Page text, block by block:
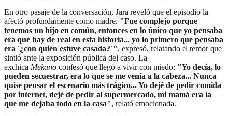
En otro pasaje de la conversación, Jara reveló que el episodio la
afectó profundamente como madre. "Fue complejo porque
tenemos un hijo en común, entonces en lo único que yo pensaba
era qué hay de real en esta historia... yo lo primero que pensaba
era ´¿con quién estuve casada?´", expresó, relatando el temor que
sintió ante la exposición pública del caso. La
exchica Mekano confesó que llegó a vivir con miedo: "Yo decía, lo
pueden secuestrar, era lo que se me venía a la cabeza... Nunca
quise pensar el escenario más trágico... Yo dejé de pedir comida
por internet, dejé de pedir al supermercado, mi mamá era la
que me dejaba todo en la casa", relató emocionada.